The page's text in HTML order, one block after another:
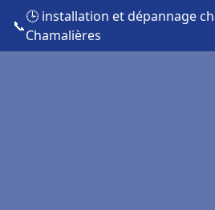
📞
🕒 installation et dépannage
Chamalières